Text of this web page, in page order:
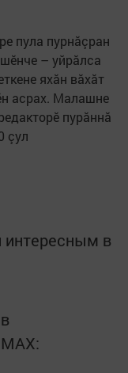
пула пурнăçран
– уйрăлса
яхăн вăхăт
асрах. Малашне
пурăннă
çул
в